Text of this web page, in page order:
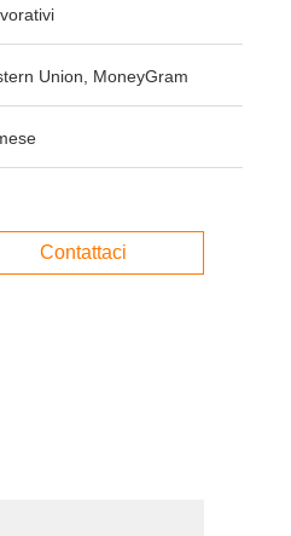
Union, MoneyGram
Contattaci